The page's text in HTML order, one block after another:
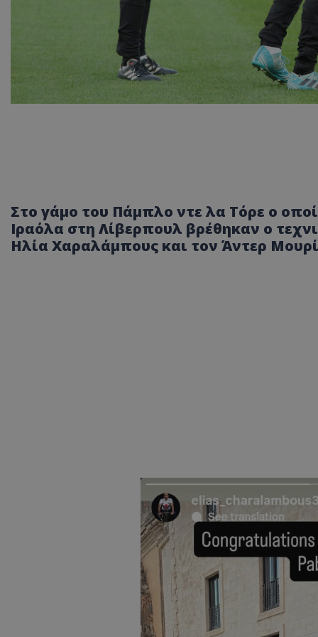
Στο γάμο του Πάμπλο ντε λα Τόρε ο
Ιραόλα στη Λίβερπουλ βρέθηκαν ο
Ηλία Χαραλάμπους και τον Άντερ